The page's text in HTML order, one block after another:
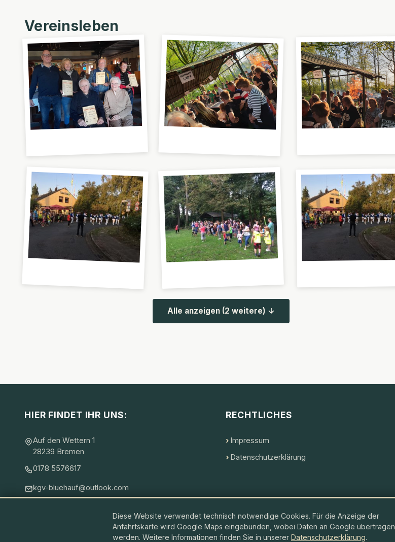
Vereinsleben
Alle anzeigen (2 weitere) ↓
HIER FINDET IHR UNS:
Auf den Wettern 1
28239 Bremen
0178 5576617
kgv-bluehauf@outlook.com
RECHTLICHES
Impressum
Datenschutzerklärung
© 2026 Kleingärtnerverein „Blüh´ auf“ e.V. · VR2650HB, Amtsgericht Bremen
Diese Website verwendet technisch notwendige Cookies. Für die Anzeige der
Anfahrtskarte wird Google Maps eingebunden, wobei Daten an Google übertragen
werden. Weitere Informationen finden Sie in unserer Datenschutzerklärung.